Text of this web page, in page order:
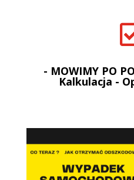
- MOWIMY PO
Kalkulacja -